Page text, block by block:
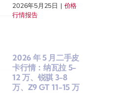
2026年5月25日 | 价格
行情报告
2026 年 5 月二手皮
卡行情：纳瓦拉 5-
12 万、锐骐 3-8
万、Z9 GT 11-15 万